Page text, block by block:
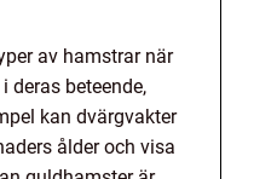
av hamstrar när
deras beteende,
kan dvärgvakter
ålder och visa